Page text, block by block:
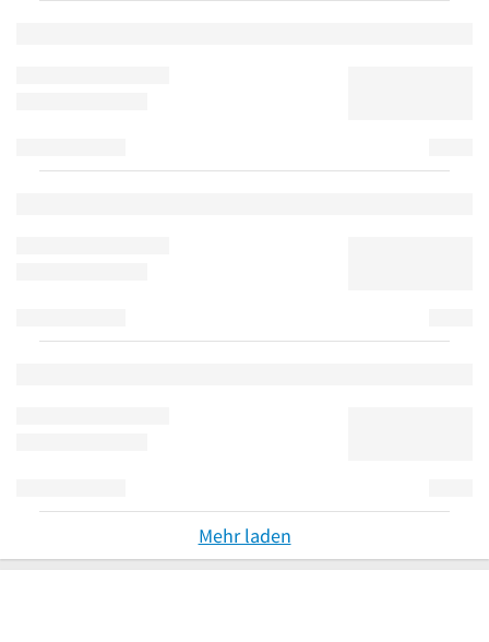
Mehr laden